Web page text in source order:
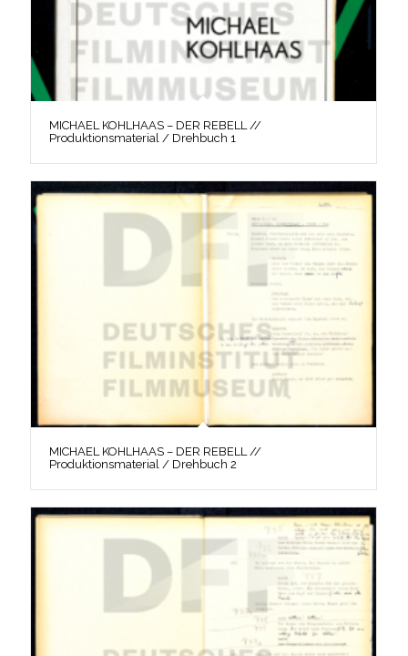
MICHAEL KOHLHAAS – DER REBELL //
Produktionsmaterial / Drehbuch 1
MICHAEL KOHLHAAS – DER REBELL //
Produktionsmaterial / Drehbuch 2